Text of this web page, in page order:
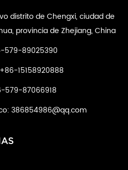
distrito de Chengxi, ciudad de
provincia de Zhejiang, China
579-89025390
15158920888
579-87066918
386854986@qq.com